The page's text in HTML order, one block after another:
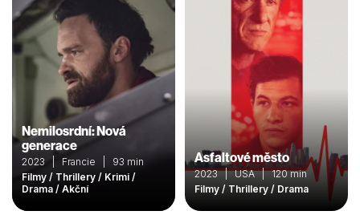
Nemilosrdní: Nová
generace
2023 | Francie | 93 min
Filmy / Thrillery / Krimi /
Drama / Akční
Asfaltové město
2023 | USA | 120 min
Filmy / Thrillery / Drama